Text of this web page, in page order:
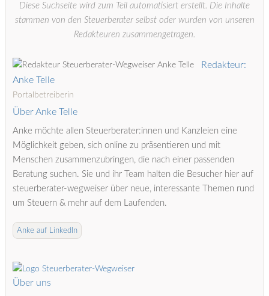
Diese Suchseite wird zum Teil automatisiert erstellt. Die Inhalte
stammen von den Steuerberater selbst oder wurden von unseren
Redakteuren zusammengetragen.
Redakteur:
Anke Telle
Portalbetreiberin
Über Anke Telle
Anke möchte allen Steuerberater:innen und Kanzleien eine
Möglichkeit geben, sich online zu präsentieren und mit
Menschen zusammenzubringen, die nach einer passenden
Beratung suchen. Sie und ihr Team halten die Besucher hier auf
steuerberater-wegweiser über neue, interessante Themen rund
um Steuern & mehr auf dem Laufenden.
Anke auf LinkedIn
Über uns